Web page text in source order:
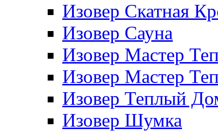
Изовер Скатная
Изовер Сауна
Изовер Мастер
Изовер Мастер
Изовер Теплый
Изовер Шумка